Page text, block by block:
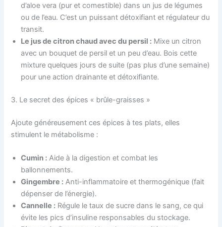
d’aloe vera (pur et comestible) dans un jus de légumes
ou de l’eau. C’est un puissant détoxifiant et régulateur du
transit.
Le jus de citron chaud avec du persil : Mixe un citron
avec un bouquet de persil et un peu d’eau. Bois cette
mixture quelques jours de suite (pas plus d’une semaine)
pour une action drainante et détoxifiante.
3. Le secret des épices « brûle-graisses »
Ajoute généreusement ces épices à tes plats, elles
stimulent le métabolisme :
Cumin : Aide à la digestion et combat les
ballonnements.
Gingembre : Anti-inflammatoire et thermogénique (fait
dépenser de l’énergie).
Cannelle : Régule le taux de sucre dans le sang, ce qui
évite les pics d’insuline responsables du stockage.